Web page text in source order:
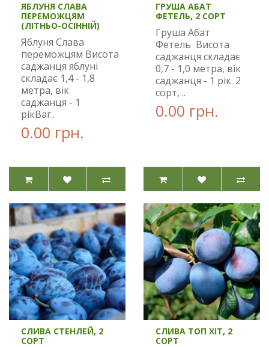
ЯБЛУНЯ СЛАВА
ПЕРЕМОЖЦЯМ
(ЛІТНЬО-ОСІННІЙ)
Яблуня Слава
переможцям Висота
саджанця яблуні
складає 1,4 - 1,8
метра, вік
саджанця - 1
рікВаг..
0.00 грн.
ГРУША АБАТ
ФЕТЕЛЬ, 2 СОРТ
Груша Абат
Фетель Висота
саджанця складає
0,7 - 1,0 метра, вік
саджанця - 1 рік. 2
сорт, ..
0.00 грн.
СЛИВА СТЕНЛЕЙ, 2
СОРТ
СЛИВА ТОП ХІТ, 2
СОРТ